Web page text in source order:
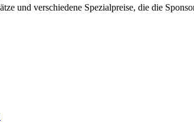
und verschiedene Spezialpreise, die die